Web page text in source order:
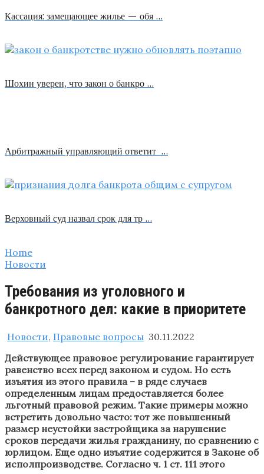
Кассация: замещающее жилье — обя …
Шохин уверен, что закон о банкро …
Арбитражный управляющий ответит …
Верховный суд назвал срок для тр …
Home
Новости
Требования из уголовного и
банкротного дел: какие в приоритете
Новости, Правовые вопросы 30.11.2022
Действующее правовое регулирование гарантирует
равенство всех перед законом и судом. Но есть
изъятия из этого правила – в ряде случаев
определенным лицам предоставляется более
льготный правовой режим. Такие примеры можно
встретить довольно часто: тот же повышенный
размер неустойки застройщика за нарушение
сроков передачи жилья гражданину, по сравнению с
юрлицом. Еще одно изъятие содержится в Законе об
исполпроизводстве. Согласно ч. 1 ст. 111 этого